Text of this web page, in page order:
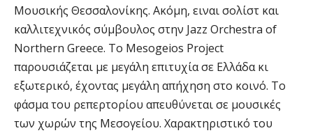
Μουσικής Θεσσαλονίκης. Ακόμη, ειναι σολίστ και
καλλιτεχνικός σύμβουλος στην Jazz Orchestra of
Northern Greece. Το Mesogeios Project
παρουσιάζεται με μεγάλη επιτυχία σε Ελλάδα κι
εξωτερικό, έχοντας μεγάλη απήχηση στο κοινό. Το
φάσμα του ρεπερτορίου απευθύνεται σε μουσικές
των χωρών της Μεσογείου. Χαρακτηριστικό του